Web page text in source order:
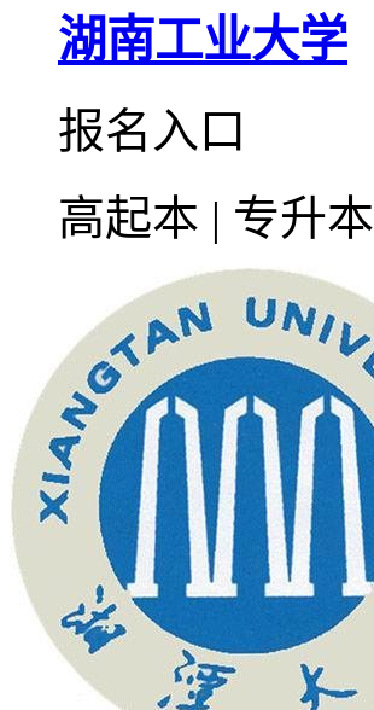
湖南工业大学
报名入口
高起本 | 专升本